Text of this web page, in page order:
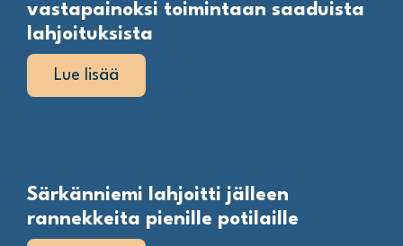
vastapainoksi toimintaan saaduista
lahjoituksista
Lue lisää
Särkänniemi lahjoitti jälleen
rannekkeita pienille potilaille